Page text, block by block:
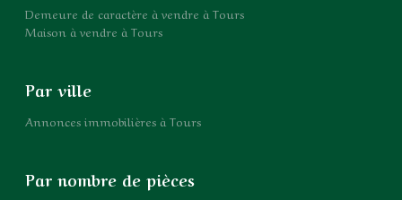
Demeure de caractère à vendre à Tours
Maison à vendre à Tours
Par ville
Annonces immobilières à Tours
Par nombre de pièces